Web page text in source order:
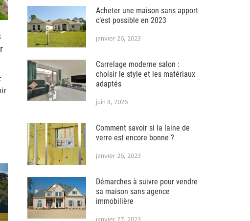
Acheter une maison sans apport
c’est possible en 2023
janvier 26, 2023
Carrelage moderne salon :
choisir le style et les matériaux
adaptés
juin 8, 2026
Comment savoir si la laine de
verre est encore bonne ?
janvier 26, 2023
Démarches à suivre pour vendre
sa maison sans agence
immobilière
janvier 27, 2023